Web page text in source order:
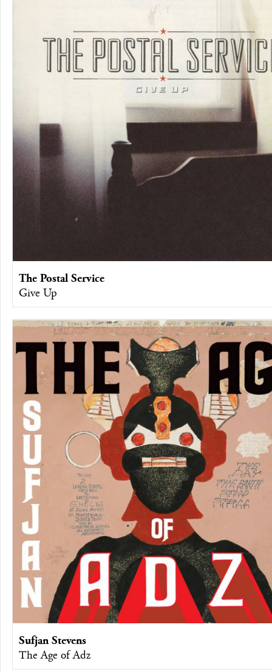
The Postal Service
Give Up
Sufjan Stevens
The Age of Adz